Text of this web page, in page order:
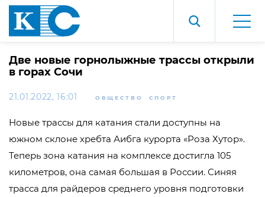
Две новые горнолыжные трассы открыли
в горах Сочи
21.01.2022, 16:01 ОБЩЕСТВО СПОРТ
Новые трассы для катания стали доступны на
южном склоне хребта Аибга курорта «Роза Хутор».
Теперь зона катания на комплексе достигла 105
километров, она самая большая в России. Синяя
трасса для райдеров среднего уровня подготовки